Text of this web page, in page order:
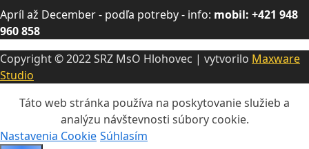
Apríl až December - podľa potreby - info: mobil: +421 948
960 858
Copyright © 2022 SRZ MsO Hlohovec | vytvorilo Maxware
Studio
Táto web stránka používa na poskytovanie služieb a
analýzu návštevnosti súbory cookie.
Nastavenia Cookie Súhlasím